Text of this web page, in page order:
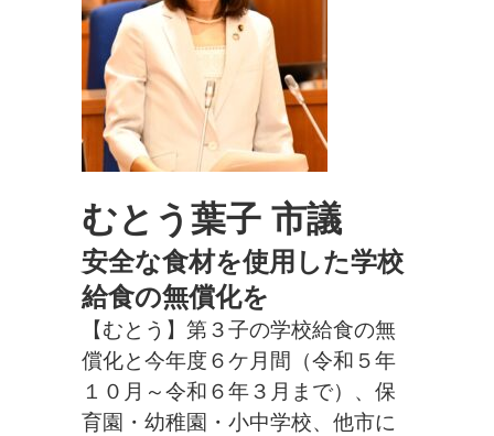
むとう葉子 市議
安全な食材を使用した学校
給食の無償化を
【むとう】第３子の学校給食の無
償化と今年度６ケ月間（令和５年
１０月～令和６年３月まで）、保
育園・幼稚園・小中学校、他市に